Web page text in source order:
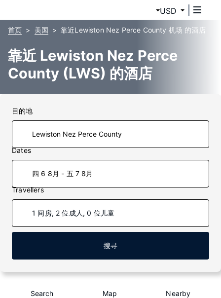
USD
首页 美国 靠近Lewiston Nez Perce County 机场 的酒店
靠近 Lewiston Nez Perce
County (LWS) 的酒店
目的地
Dates
四 6 8月 - 五 7 8月
Travellers
1 间房, 2 位成人, 0 位儿童
搜寻
Search Map Nearby